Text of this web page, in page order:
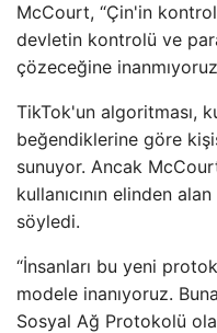
McCourt, “Çin'in
devletin kontrolü ve
çözeceğine
TikTok'un algoritması,
beğendiklerine göre
sunuyor. Ancak
kullanıcının elinden
söyledi.
“İnsanları bu yeni
modele inanıyoruz.
Sosyal Ağ Protokolü